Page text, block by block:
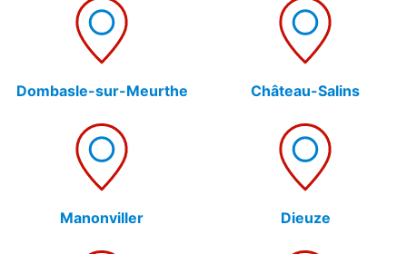
Dombasle-sur-Meurthe Château-Salins
Manonviller Dieuze